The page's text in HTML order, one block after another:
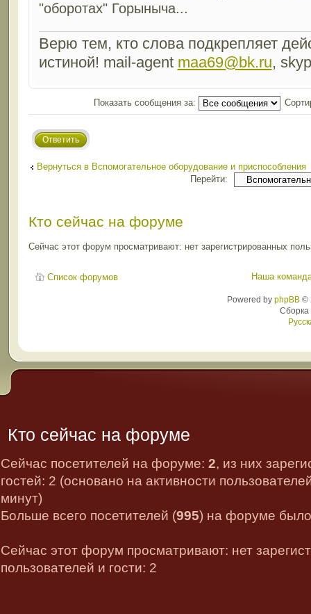
"оборотах" Горыныча...
Верю тем, кто слова подкрепляет
истиной! mail-agent maa69@bk.ru,
Показать сообщения за:
Ответить
Вернуться в Вспомогательное оборудование и приспособления
Перейти:
Кто сейчас на форуме
Сейчас этот форум просматривают: нет зарегистрированных
Список форумов Наша
Powered by phpBB©
Кто сейчас на форуме
Сейчас посетителей на форуме: 2, из них
гостей: 2 (основано на активности
минут)
Больше всего посетителей (995) на форуме
Сейчас этот форум просматривают: нет
пользователей и гости: 2